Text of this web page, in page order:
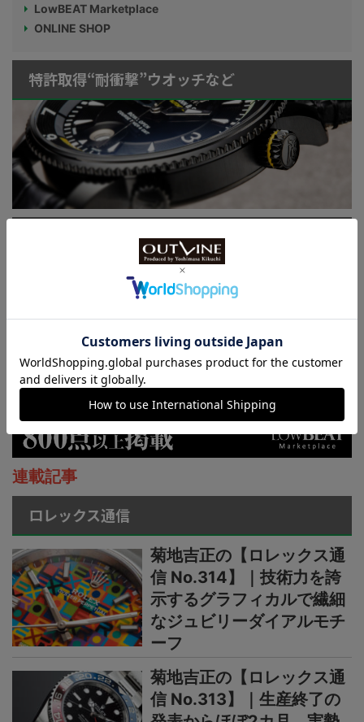
LowBEAT Marketplace
ONLINE SHOP
特許取得“耐衝撃”ウオッチなど
KUOE：総まとめ
連載記事
ロレックス通信
菊地吉正の【ロレックス通
信 No.314】｜技術力を誇
示するグラフィカルで繊細
なジュビリーダイアルモチ
ーフ
菊地吉正の【ロレックス通
信 No.313】｜生産終了の